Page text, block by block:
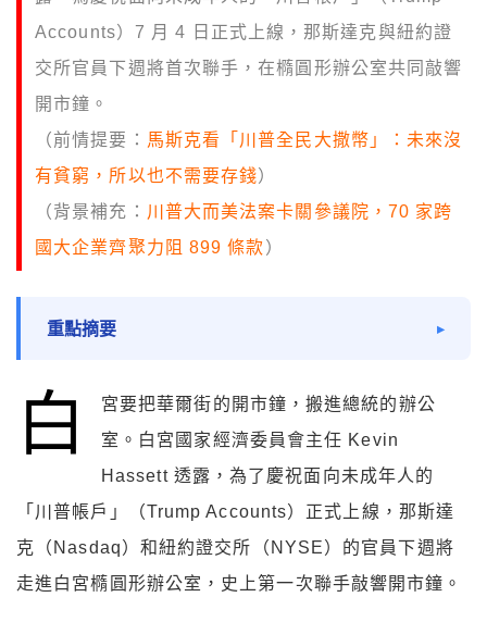
Accounts）7 月 4 日正式上線，那斯達克與紐約證
交所官員下週將首次聯手，在橢圓形辦公室共同敲響
開市鐘。
（前情提要： 馬斯克看「川普全民大撒幣」：未來沒
有貧窮，所以也不需要存錢）
（背景補充： 川普大而美法案卡關參議院，70 家跨
國大企業齊聚力阻 899 條款）
重點摘要
白
宮要把華爾街的開市鐘，搬進總統的辦公
室。白宮國家經濟委員會主任 Kevin
Hassett 透露，為了慶祝面向未成年人的
「川普帳戶」（Trump Accounts）正式上線，那斯達
克（Nasdaq）和紐約證交所（NYSE）的官員下週將
走進白宮橢圓形辦公室，史上第一次聯手敲響開市鐘。